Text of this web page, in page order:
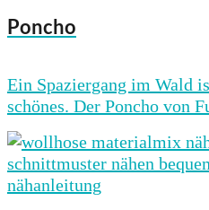
Poncho
Ein Spaziergang im Wald
schönes. Der Poncho von